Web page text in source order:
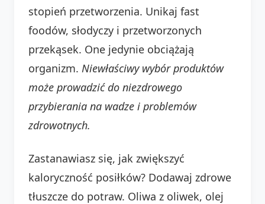
stopień przetworzenia. Unikaj fast
foodów, słodyczy i przetworzonych
przekąsek. One jedynie obciążają
organizm. Niewłaściwy wybór produktów
może prowadzić do niezdrowego
przybierania na wadze i problemów
zdrowotnych.
Zastanawiasz się, jak zwiększyć
kaloryczność posiłków? Dodawaj zdrowe
tłuszcze do potraw. Oliwa z oliwek, olej